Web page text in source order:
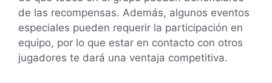
de las recompensas. Además, algunos eventos
especiales pueden requerir la participación en
equipo, por lo que estar en contacto con otros
jugadores te dará una ventaja competitiva.